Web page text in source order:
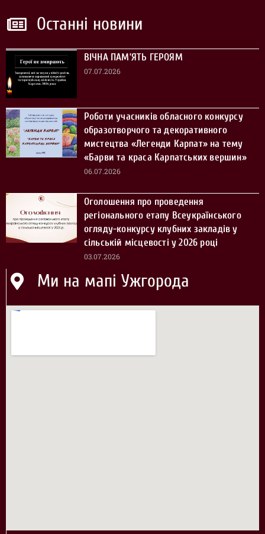
Останні новини
ВІЧНА ПАМ’ЯТЬ ГЕРОЯМ
07.07.2026
Роботи учасників обласного конкурсу
образотворчого та декоративного
мистецтва «Легенди Карпат» на тему
«Барви та краса Карпатських вершин»
06.07.2026
Оголошення про проведення
регіонального етапу Всеукраїнського
огляду-конкурсу клубних закладів у
сільській місцевості у 2026 році
03.07.2026
Ми на мапі Ужгорода